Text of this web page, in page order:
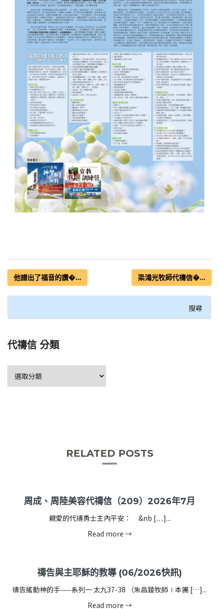
他譜出了福音的讚�... 梁鴻光牧師代禱信�...
代禱信 分類
RELATED POSTS
周成、周陸美容代禱信（209）2026年7月
親愛的代禱勇士主內平安： &nb […]...
Read more →
禱告與主耶穌的教導 (06/2026快訊)
禱告搖動神的手——系列一 太九37-38 （朱昌錂牧師∣本團 […]...
Read more →